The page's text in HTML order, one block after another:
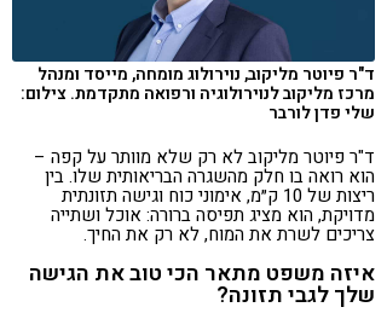
ד"ר פיוטר מליקוב, נוירולוג מומחה, מייסד ומנהל
מרכז מליקוב לנוירולוגיה ורפואה מתקדמת. צילום:
שלי פדן לורבר
ד"ר פיוטר מליקוב לא רק שלא מוותר על קפה –
הוא רואה בו חלק מהשגרה הבריאותית שלו. בין
ריצות של 10 ק״מ, אימוני כוח וגישה תזונתית
מדויקת, הוא מציג תפיסה ברורה: אוכל ושתייה
צריכים לשרת את המוח, לא רק את החיך.
איזה משפט מתאר הכי טוב את הגישה
שלך לגבי תזונה?